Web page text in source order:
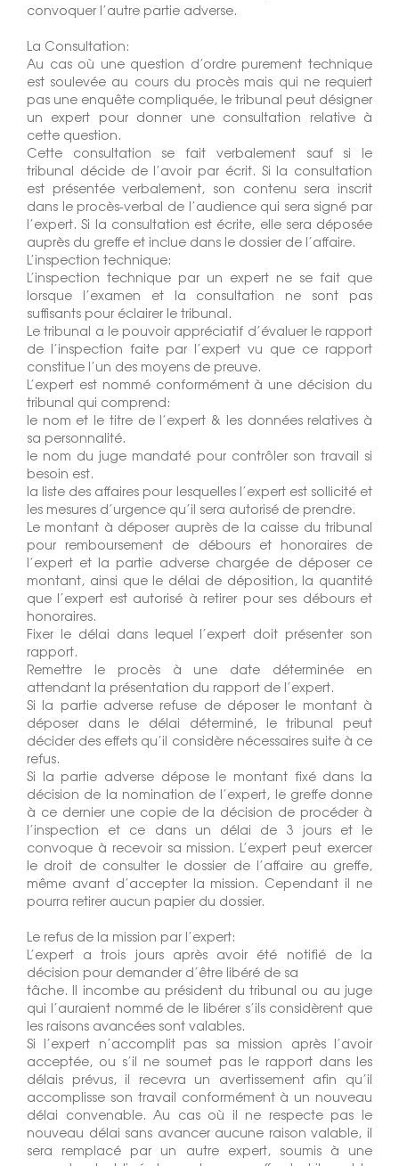
convoquer l’autre partie adverse.
La Consultation:
Au cas où une question d’ordre purement technique
est soulevée au cours du procès mais qui ne requiert
pas une enquête compliquée, le tribunal peut désigner
un expert pour donner une consultation relative à
cette question.
Cette consultation se fait verbalement sauf si le
tribunal décide de l’avoir par écrit. Si la consultation
est présentée verbalement, son contenu sera inscrit
dans le procès-verbal de l’audience qui sera signé par
l’expert. Si la consultation est écrite, elle sera déposée
auprès du greffe et inclue dans le dossier de l’affaire.
L’inspection technique:
L’inspection technique par un expert ne se fait que
lorsque l’examen et la consultation ne sont pas
suffisants pour éclairer le tribunal.
Le tribunal a le pouvoir appréciatif d’évaluer le rapport
de l’inspection faite par l’expert vu que ce rapport
constitue l’un des moyens de preuve.
L’expert est nommé conformément à une décision du
tribunal qui comprend:
le nom et le titre de l’expert & les données relatives à
sa personnalité.
le nom du juge mandaté pour contrôler son travail si
besoin est.
la liste des affaires pour lesquelles l’expert est sollicité et
les mesures d’urgence qu’il sera autorisé de prendre.
Le montant à déposer auprès de la caisse du tribunal
pour remboursement de débours et honoraires de
l’expert et la partie adverse chargée de déposer ce
montant, ainsi que le délai de déposition, la quantité
que l’expert est autorisé à retirer pour ses débours et
honoraires.
Fixer le délai dans lequel l’expert doit présenter son
rapport.
Remettre le procès à une date déterminée en
attendant la présentation du rapport de l’expert.
Si la partie adverse refuse de déposer le montant à
déposer dans le délai déterminé, le tribunal peut
décider des effets qu’il considère nécessaires suite à ce
refus.
Si la partie adverse dépose le montant fixé dans la
décision de la nomination de l’expert, le greffe donne
à ce dernier une copie de la décision de procéder à
l’inspection et ce dans un délai de 3 jours et le
convoque à recevoir sa mission. L’expert peut exercer
le droit de consulter le dossier de l’affaire au greffe,
même avant d’accepter la mission. Cependant il ne
pourra retirer aucun papier du dossier.
Le refus de la mission par l’expert:
L’expert a trois jours après avoir été notifié de la
décision pour demander d’être libéré de sa
tâche. Il incombe au président du tribunal ou au juge
qui l’auraient nommé de le libérer s’ils considèrent que
les raisons avancées sont valables.
Si l’expert n’accomplit pas sa mission après l’avoir
acceptée, ou s’il ne soumet pas le rapport dans les
délais prévus, il recevra un avertissement afin qu’il
accomplisse son travail conformément à un nouveau
délai convenable. Au cas où il ne respecte pas le
nouveau délai sans avancer aucune raison valable, il
sera remplacé par un autre expert, soumis à une